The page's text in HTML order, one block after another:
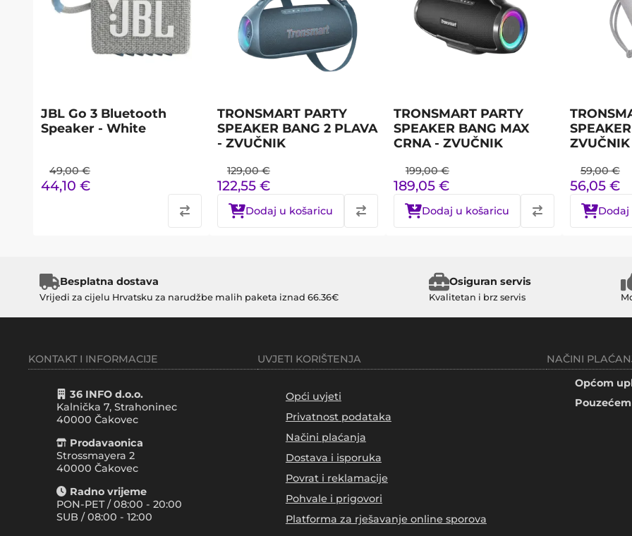
JBL Go 3 Bluetooth
Speaker - White
49,00 €
44,10 €
TRONSMART PARTY
SPEAKER BANG 2 PLAVA
- ZVUČNIK
129,00 €
122,55 €
Dodaj u košaricu
TRONSMART PARTY
SPEAKER BANG MAX
CRNA - ZVUČNIK
199,00 €
189,05 €
Dodaj u košaricu
ZVUČNIK
59,00 €
56,05 €
Dodaj
Besplatna dostava
Vrijedi za cijelu Hrvatsku za narudžbe malih paketa iznad 66.36€
Osiguran servis
Kvalitetan i brz servis
KONTAKT I INFORMACIJE
36 INFO d.o.o.
Kalnička 7, Strahoninec
40000 Čakovec
Prodavaonica
Strossmayera 2
40000 Čakovec
Radno vrijeme
PON-PET / 08:00 - 20:00
SUB / 08:00 - 12:00
UVJETI KORIŠTENJA
Opći uvjeti
Privatnost podataka
Načini plaćanja
Dostava i isporuka
Povrat i reklamacije
Pohvale i prigovori
Platforma za rješavanje online sporova
NAČINI
Općom